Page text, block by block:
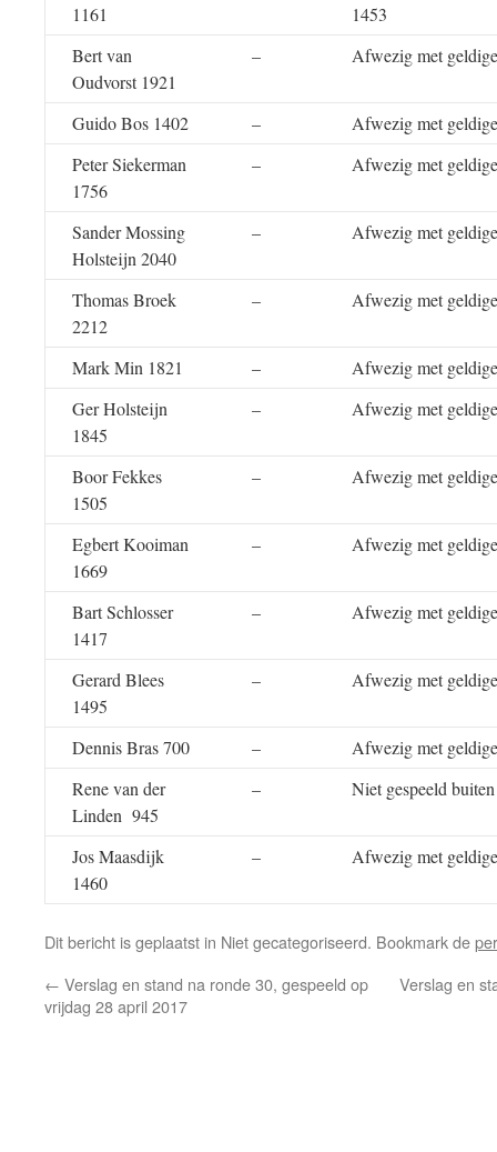
1161
1453
Bert van
Oudvorst 1921
– Afwezig met
Guido Bos 1402 –
Afwezig met
Peter Siekerman
1756
– Afwezig met
Sander Mossing
Holsteijn 2040
– Afwezig met
Thomas Broek
2212
– Afwezig met
Mark Min 1821 –
Afwezig met
Ger Holsteijn
1845
– Afwezig met
Boor Fekkes
1505
– Afwezig met
Egbert Kooiman
1669
– Afwezig met
Bart Schlosser
1417
– Afwezig met
Gerard Blees
1495
– Afwezig met
Dennis Bras 700 –
Afwezig met
Rene van der
Linden 945
– Niet gespeeld
Jos Maasdijk
1460
– Afwezig met
Dit bericht is geplaatst in Niet gecategoriseerd. Bookmark de
← Verslag en stand na ronde 30, gespeeld op
vrijdag 28 april 2017
Verslag en